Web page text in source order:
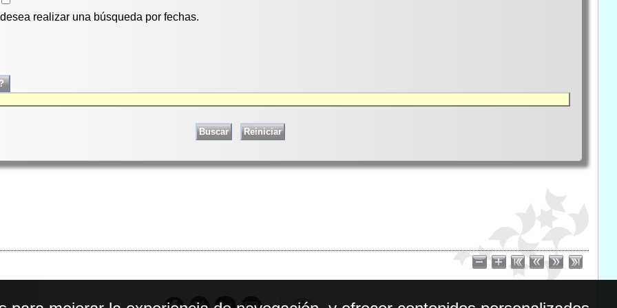
realizar una búsqueda por fechas.